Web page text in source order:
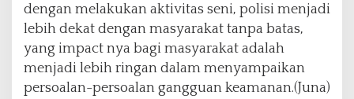
dengan melakukan aktivitas seni, polisi menjadi
lebih dekat dengan masyarakat tanpa batas,
yang impact nya bagi masyarakat adalah
menjadi lebih ringan dalam menyampaikan
persoalan-persoalan gangguan keamanan.(Juna)